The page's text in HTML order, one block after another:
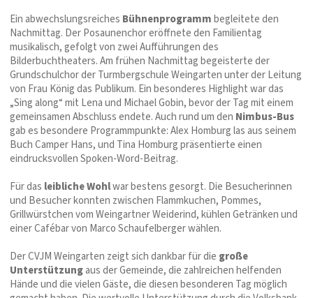
Ein abwechslungsreiches Bühnenprogrammbegleitete den
Nachmittag. Der Posaunenchor eröffnete den Familientag
musikalisch, gefolgt von zwei Aufführungen des
Bilderbuchtheaters. Am frühen Nachmittag begeisterte der
Grundschulchor der Turmbergschule Weingarten unter der Leitung
von Frau König das Publikum. Ein besonderes Highlight war das
„Sing along“ mit Lena und Michael Gobin, bevor der Tag mit einem
gemeinsamen Abschluss endete. Auch rund um den Nimbus‑Bus
gab es besondere Programmpunkte: Alex Homburg las aus seinem
Buch Camper Hans, und Tina Homburg präsentierte einen
eindrucksvollen Spoken‑Word‑Beitrag.
Für das leibliche Wohlwar bestens gesorgt. Die Besucherinnen
und Besucher konnten zwischen Flammkuchen, Pommes,
Grillwürstchen vom Weingartner Weiderind, kühlen Getränken und
einer Cafébar von Marco Schaufelberger wählen.
Der CVJM Weingarten zeigt sich dankbar für die große
Unterstützungaus der Gemeinde, die zahlreichen helfenden
Hände und die vielen Gäste, die diesen besonderen Tag möglich